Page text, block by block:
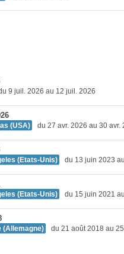
9 juil. 2026 au 12 juil. 2026
(USA) du 27 avr. 2026 au 30 avr.
(Etats-Unis) du 13 juin 2023
(Etats-Unis) du 15 juin 2021
(Allemagne) du 21 août 2018 au